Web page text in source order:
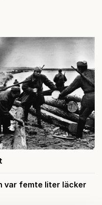
var femte liter läcker